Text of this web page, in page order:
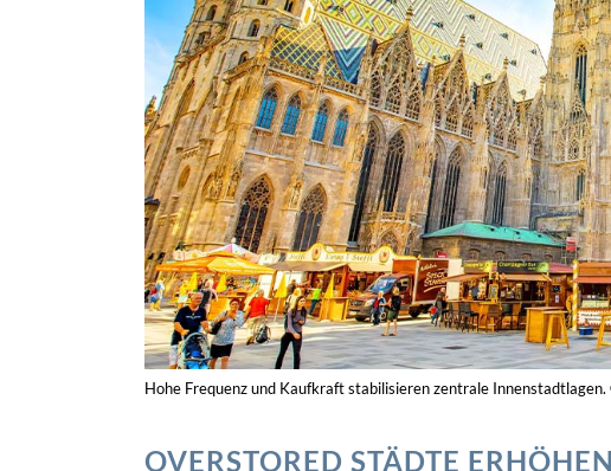
Hohe Frequenz und Kaufkraft stabilisieren zentrale
OVERSTORED STÄDTE